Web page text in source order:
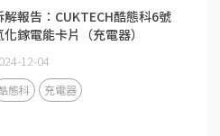
解報告：CUKTECH酷態科6號
化鎵電能卡片（充電器）
12-04
態科 充電器